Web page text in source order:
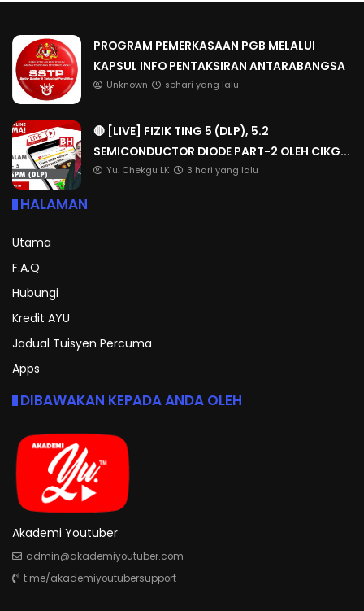
PROGRAM PEMERKASAAN PGB MELALUI
KAPSUL INFO PENTAKSIRAN ANTARABANGSA
Unknown sehari yang lalu
🔴 [LIVE] FIZIK TING 5 (DLP), 5.2
SEMICONDUCTOR DIODE PART-2 OLEH CIKG...
Yu. Chekgu LK 3 hari yang lalu
HALAMAN
Utama
F.A.Q
Hubungi
Kredit AYU
Jadual Tuisyen Percuma
Apps
DIBAWAKAN KEPADA ANDA OLEH
Akademi Youtuber
admin@akademiyoutuber.com
t.me/akademiyoutubersupport